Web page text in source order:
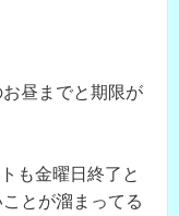
昼までと期限が
も金曜日終了と
とが溜まってる